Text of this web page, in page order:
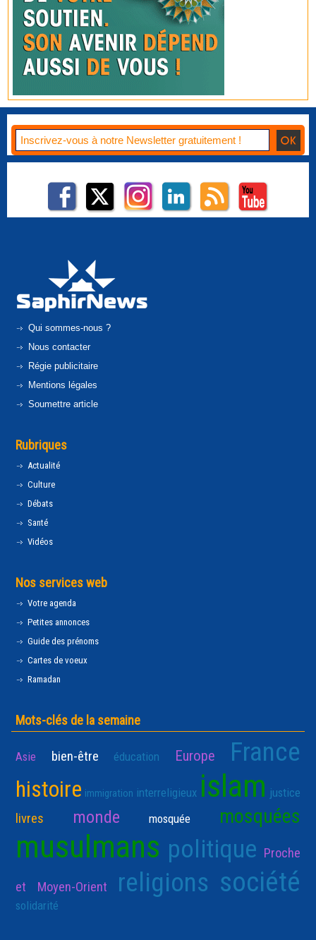
Qui sommes-nous ?
Nous contacter
Régie publicitaire
Mentions légales
Soumettre article
Rubriques
Actualité
Culture
Débats
Santé
Vidéos
Nos services web
Votre agenda
Petites annonces
Guide des prénoms
Cartes de voeux
Ramadan
Mots-clés de la semaine
Asie bien-être éducation Europe France
histoire immigration interreligieux islam justice
livres monde mosquée mosquées
musulmans politique Proche
et Moyen-Orient religions société
solidarité